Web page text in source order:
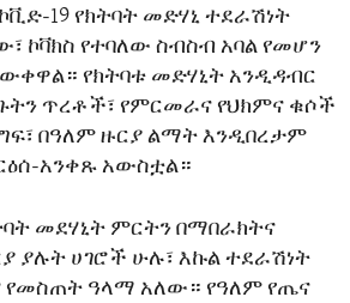
19 የክትባት መድሃኒ ተደራሽነት
ኮቫክስ የተባለው ስብስብ አባል የመሆን
የክትባቱ መድሃኒት አንዲዳብር
ጥረቶች፣ የምርመራና የህክምና ቁሶች
በዓለም ዙርያ ልማት እንዲበረታም
አንቀጹ አውስቷል።
መደሃኒት ምርትን በማበራክትና
ያሉት ሀገሮች ሁሉ፣ እኩል ተደራሽነት
ዓላማ አለው። የዓለም የጤና